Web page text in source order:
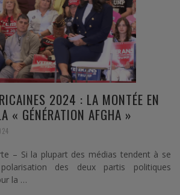
2024 : LA MONTÉE EN
« GÉNÉRATION AFGHA »
– Si la plupart des médias tendent à se
des deux partis politiques
la …